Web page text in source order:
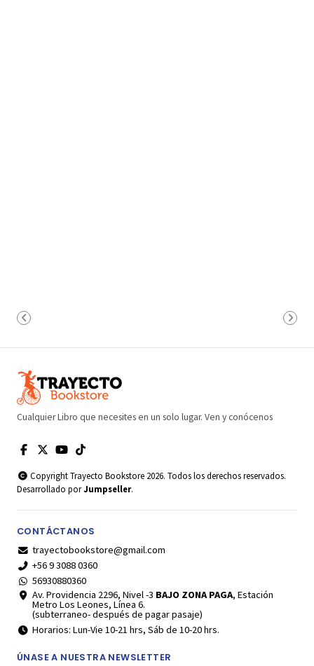
Cualquier Libro que necesites en un solo lugar. Ven y conócenos
Copyright Trayecto Bookstore 2026. Todos los derechos reservados.
Desarrollado porJumpseller.
CONTÁCTANOS
trayectobookstore@gmail.com
+56 9 3088 0360
56930880360
Av. Providencia 2296, Nivel -3 BAJO ZONA PAGA, Estación
Metro Los Leones, Línea 6.
(subterraneo- después de pagar pasaje)
Horarios: Lun-Vie 10-21 hrs, Sáb de 10-20 hrs.
ÚNASE A NUESTRA NEWSLETTER